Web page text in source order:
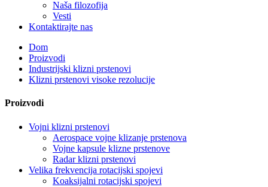
Naša filozofija
Vesti
Kontaktirajte nas
Dom
Proizvodi
Industrijski klizni prstenovi
Klizni prstenovi visoke rezolucije
Proizvodi
Vojni klizni prstenovi
Aerospace vojne klizanje prstenova
Vojne kapsule klizne prstenove
Radar klizni prstenovi
Velika frekvencija rotacijski spojevi
Koaksijalni rotacijski spojevi